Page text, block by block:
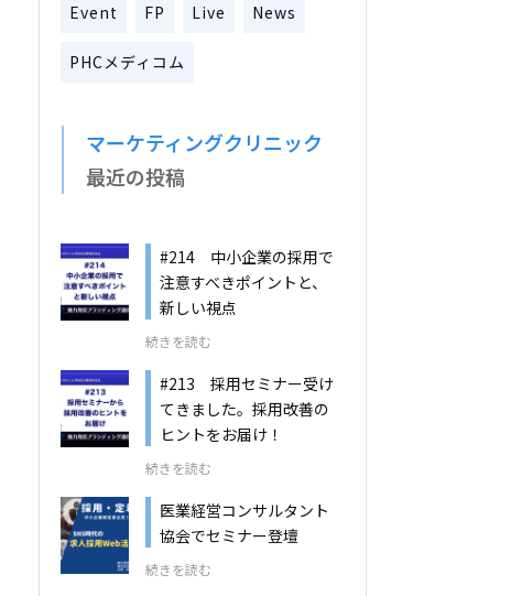
Event FP Live News
PHCメディコム
マーケティングクリニック
最近の投稿
#214 中小企業の採用で
注意すべきポイントと、
新しい視点
続きを読む
#213 採用セミナー受け
てきました。採用改善の
ヒントをお届け！
続きを読む
医業経営コンサルタント
協会でセミナー登壇
続きを読む